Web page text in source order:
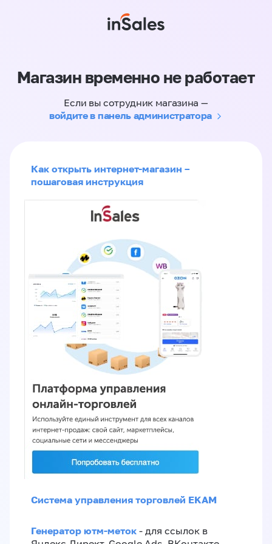
Магазин временно не работает
Если вы сотрудник магазина —
войдите в панель администратора
Как открыть интернет-магазин –
пошаговая инструкция
Система управления торговлей EKAM
Генератор ютм-меток - для ссылок в